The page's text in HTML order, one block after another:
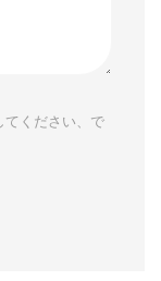
てください、で